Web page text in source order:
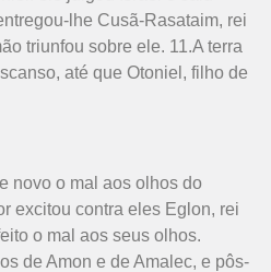
lhe Cusã-Rasataim, rei
triunfou sobre ele. 11.A terra
até que Otoniel, filho de
novo o mal aos olhos do
excitou contra eles Eglon, rei
o mal aos seus olhos.
de Amon e de Amalec, e pôs-